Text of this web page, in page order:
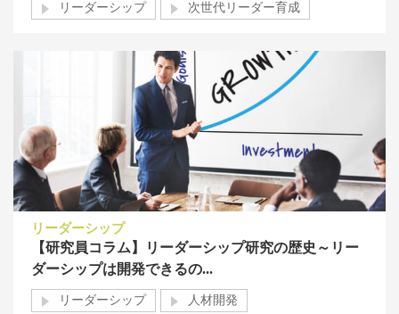
リーダーシップ 次世代リーダー育成
リーダーシップ
【研究員コラム】リーダーシップ研究の歴史～リー
ダーシップは開発できるの...
リーダーシップ 人材開発